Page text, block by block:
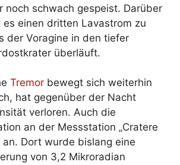
noch schwach gespeist. Darüber
es einen dritten Lavastrom zu
der Voragine in den tiefer
überläuft.
Tremor bewegt sich weiterhin
hat gegenüber der Nacht
verloren. Auch die
an der Messstation „Cratere
an. Dort wurde bislang eine
von 3,2 Mikroradian